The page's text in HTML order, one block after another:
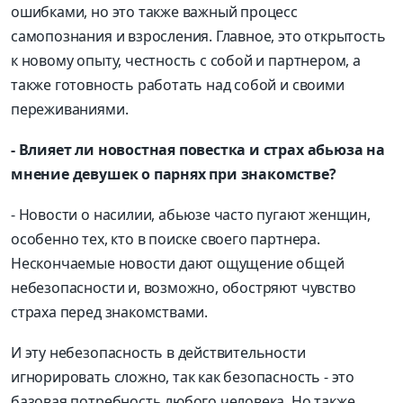
ошибками, но это также важный процесс
самопознания и взросления. Главное, это открытость
к новому опыту, честность с собой и партнером, а
также готовность работать над собой и своими
переживаниями.
- Влияет ли новостная повестка и страх абьюза на
мнение девушек о парнях при знакомстве?
- Новости о насилии, абьюзе часто пугают женщин,
особенно тех, кто в поиске своего партнера.
Нескончаемые новости дают ощущение общей
небезопасности и, возможно, обостряют чувство
страха перед знакомствами.
И эту небезопасность в действительности
игнорировать сложно, так как безопасность - это